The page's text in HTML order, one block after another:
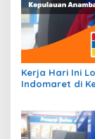
Kerja Hari Ini
Indomaret di
2026